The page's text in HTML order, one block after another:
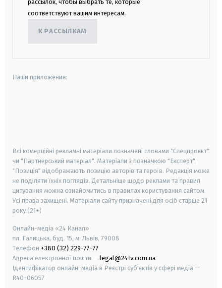
рассылок, чтобы выбрать те, которые
соответствуют вашим интересам.
К РАССЫЛКАМ
Наши приложения:
Всі комерційні рекламні матеріали позначені словами "Спецпроєкт"
чи "Партнерський матеріал". Матеріали з позначкою "Експерт",
"Позиція" відображають позицію авторів та героїв. Редакція може
не поділяти їхніх поглядів. Детальніше щодо реклами та правил
цитування можна ознайомитись в правилах користування сайтом.
Усі права захищені. Матеріали сайту призначені для осіб старше 21
року (21+)
Онлайн-медіа «24 Канал»
пл. Галицька, буд. 15, м. Львів, 79008
Телефон +380 (32) 229-77-77
Адреса електронної пошти — legal@24tv.com.ua
Ідентифікатор онлайн-медіа в Реєстрі суб'єктів у сфері медіа —
R40-06057